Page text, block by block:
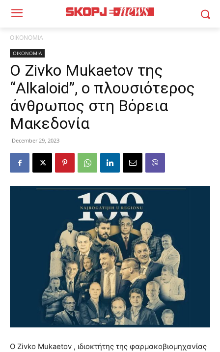
ΟΙΚΟΝΟΜΙΑ
ΟΙΚΟΝΟΜΙΑ
O Zivko Mukaetov της
“Alkaloid”, ο πλουσιότερος
άνθρωπος στη Βόρεια
Μακεδονία
December 29, 2023
Ο Zivko Mukaetov , ιδιοκτήτης της φαρμακοβιομηχανίας